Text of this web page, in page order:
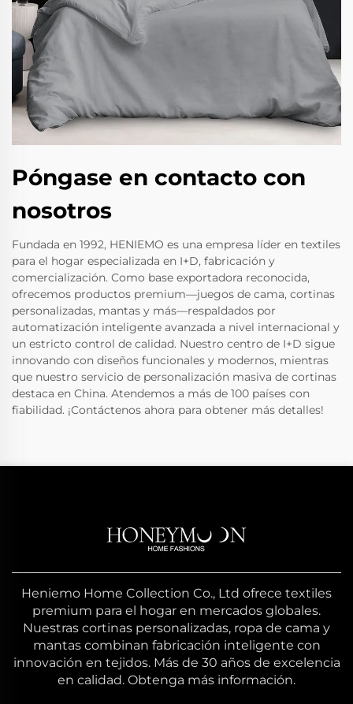
Póngase en contacto con
nosotros
Fundada en 1992, HENIEMO es una empresa líder en textiles
para el hogar especializada en I+D, fabricación y
comercialización. Como base exportadora reconocida,
ofrecemos productos premium—juegos de cama, cortinas
personalizadas, mantas y más—respaldados por
automatización inteligente avanzada a nivel internacional y
un estricto control de calidad. Nuestro centro de I+D sigue
innovando con diseños funcionales y modernos, mientras
que nuestro servicio de personalización masiva de cortinas
destaca en China. Atendemos a más de 100 países con
fiabilidad. ¡Contáctenos ahora para obtener más detalles!
Heniemo Home Collection Co., Ltd ofrece textiles
premium para el hogar en mercados globales.
Nuestras cortinas personalizadas, ropa de cama y
mantas combinan fabricación inteligente con
innovación en tejidos. Más de 30 años de excelencia
en calidad. Obtenga más información.